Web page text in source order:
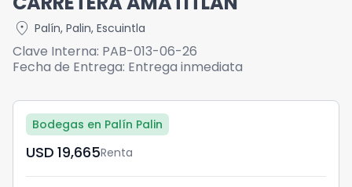
location_on Palín, Palin, Escuintla
Clave Interna: PAB-013-06-26
Fecha de Entrega: Entrega inmediata
Bodegas en Palín Palin
USD	19,665Renta